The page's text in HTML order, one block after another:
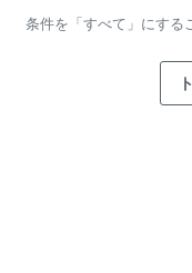
条件を「すべて」にする